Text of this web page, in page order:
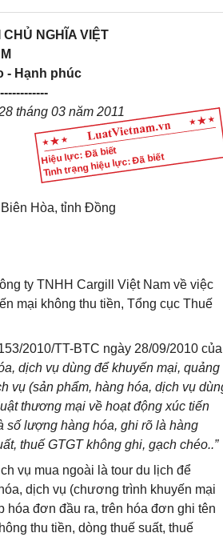
Hiệu lực: Đã biết
Tình trạng hiệu lực: Đã biết
NGHĨA VIỆT
- Hạnh phúc
tháng 03 năm 2011
Hòa, tỉnh Đồng
ty TNHH Cargill Việt Nam về việc
mại không thu tiền, Tổng cục Thuế
2010/TT-BTC ngày 28/09/2010 của
dịch vụ dùng để khuyến mại, quảng
vụ (sản phẩm, hàng hóa, dịch vụ
thương mại về hoạt động xúc tiến
số lượng hàng hóa, ghi rõ là hàng
thuế GTGT không ghi, gạch chéo..”
vụ mua ngoài là tour du lịch để
dịch vụ (chương trình khuyến mại
hóa đơn đầu ra, trên hóa đơn ghi tên
thu tiền, dòng thuế suất, thuế